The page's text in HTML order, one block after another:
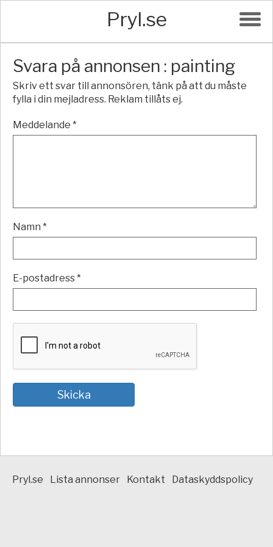
Pryl.se
Svara på annonsen : painting
Skriv ett svar till annonsören, tänk på att du måste
fylla i din mejladress. Reklam tillåts ej.
Meddelande *
Namn *
E-postadress *
Pryl.se Lista annonser Kontakt Dataskyddspolicy